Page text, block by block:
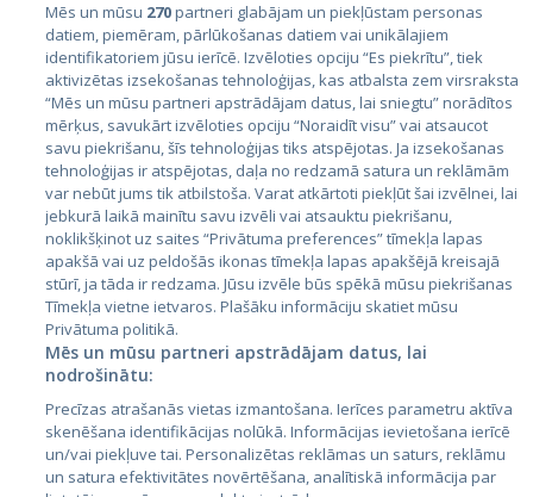
Valstis
Igaunija
Latvija
Lietuva
City24.lv
City24.ee
GetaPro.lv
GetaPro.ee
CVbankas.lt
Kainos.lt
Paslaugos.lt
auto24.ee
Mēs un mūsu 270partneri glabājam un piekļūstam personas
datiem, piemēram, pārlūkošanas datiem vai unikālajiem
identifikatoriem jūsu ierīcē. Izvēloties opciju “Es piekrītu”, tiek
aktivizētas izsekošanas tehnoloģijas, kas atbalsta zem virsraksta
“Mēs un mūsu partneri apstrādājam datus, lai sniegtu” norādītos
mērķus, savukārt izvēloties opciju “Noraidīt visu” vai atsaucot
savu piekrišanu, šīs tehnoloģijas tiks atspējotas. Ja izsekošanas
tehnoloģijas ir atspējotas, daļa no redzamā satura un reklāmām
var nebūt jums tik atbilstoša. Varat atkārtoti piekļūt šai izvēlnei, lai
jebkurā laikā mainītu savu izvēli vai atsauktu piekrišanu,
noklikšķinot uz saites “Privātuma preferences” tīmekļa lapas
apakšā vai uz peldošās ikonas tīmekļa lapas apakšējā kreisajā
stūrī, ja tāda ir redzama. Jūsu izvēle būs spēkā mūsu piekrišanas
Tīmekļa vietne ietvaros. Plašāku informāciju skatiet mūsu
Privātuma politikā.
Mēs un mūsu partneri apstrādājam datus, lai
nodrošinātu:
Precīzas atrašanās vietas izmantošana. Ierīces parametru aktīva
skenēšana identifikācijas nolūkā. Informācijas ievietošana ierīcē
un/vai piekļuve tai. Personalizētas reklāmas un saturs, reklāmu
un satura efektivitātes novērtēšana, analītiskā informācija par